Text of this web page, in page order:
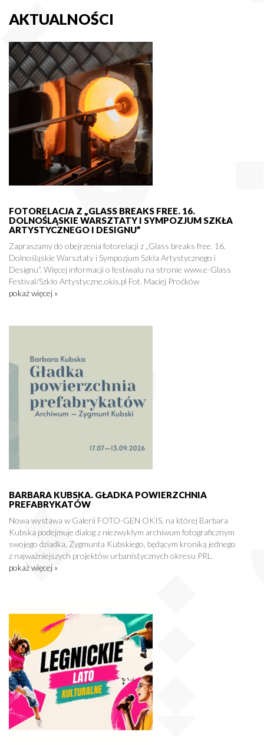
AKTUALNOŚCI
FOTORELACJA Z „GLASS BREAKS FREE. 16.
DOLNOŚLĄSKIE WARSZTATY I SYMPOZJUM SZKŁA
ARTYSTYCZNEGO I DESIGNU”
Zapraszamy do obejrzenia fotorelacji z „Glass breaks free. 16.
Dolnośląskie Warsztaty i Sympozjum Szkła Artystycznego i
Designu”. Więcej informacji o festiwalu na stronie www.e-Glass
Festival/Szkło Artystyczne.okis.pl Fot. Maciej Proćków
pokaż więcej »
BARBARA KUBSKA. GŁADKA POWIERZCHNIA
PREFABRYKATÓW
Nowa wystawa w Galerii FOTO-GEN OKIS, na której Barbara
Kubska podejmuje dialog z niezwykłym archiwum fotograficznym
swojego dziadka, Zygmunta Kubskiego, będącym kroniką jednego
z najważniejszych projektów urbanistycznych okresu PRL.
pokaż więcej »